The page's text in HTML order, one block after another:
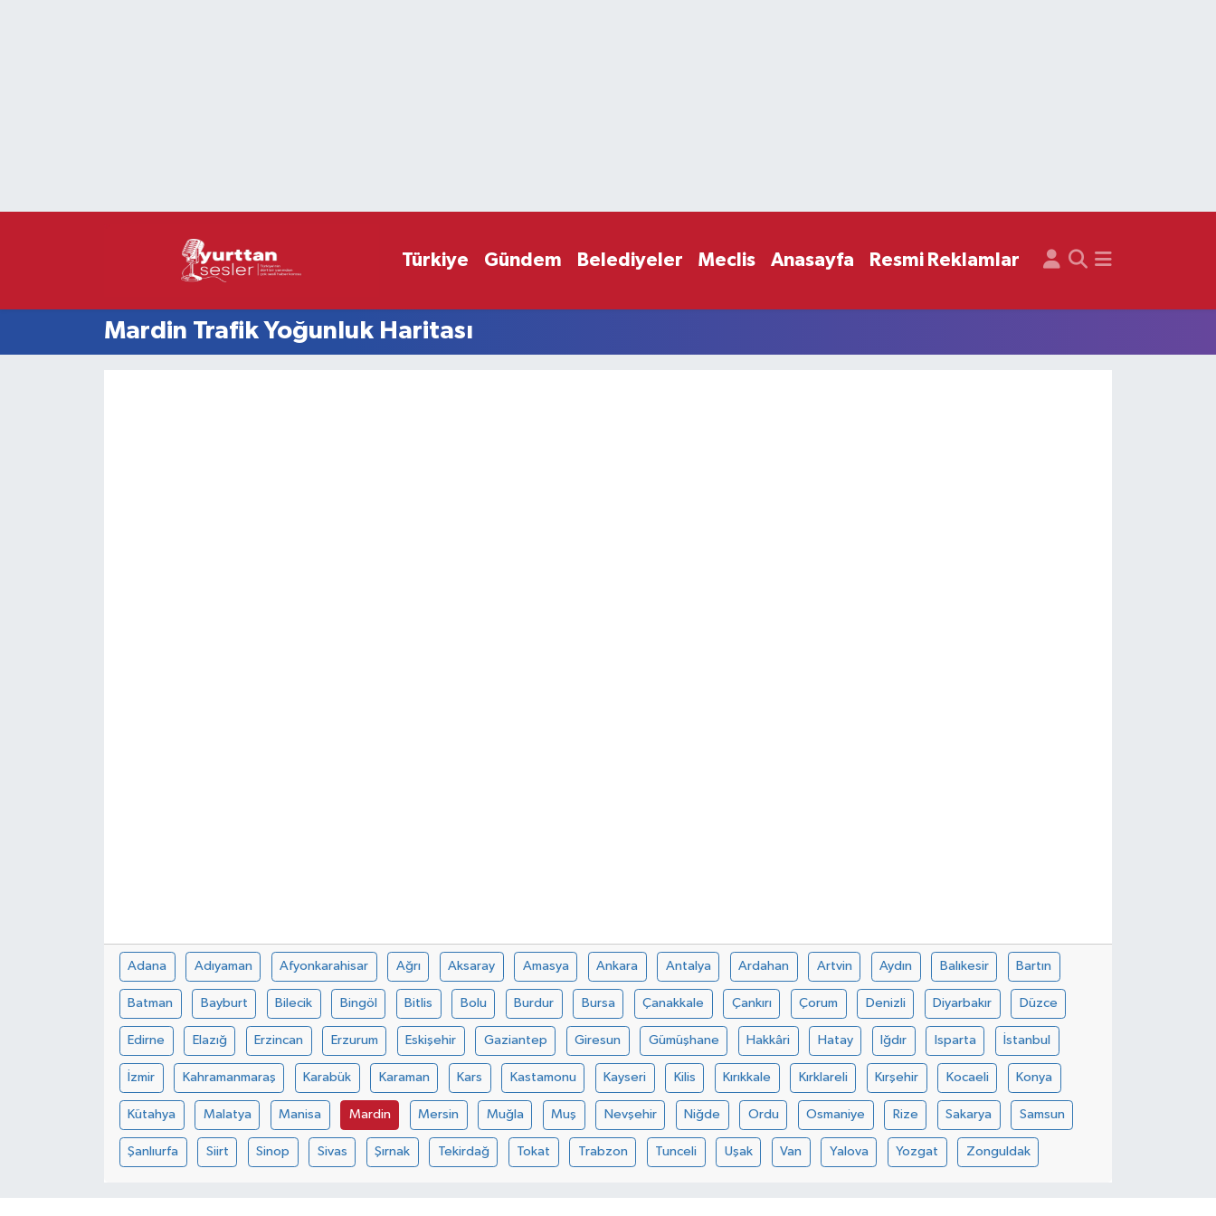
Türkiye Gündem Belediyeler Meclis Anasayfa Resmi Reklamlar
Mardin Trafik Yoğunluk Haritası
Adana Adıyaman Afyonkarahisar Ağrı Aksaray Amasya Ankara Antalya Ardahan Artvin Aydın Balıkesir Bartın
Batman Bayburt Bilecik Bingöl Bitlis Bolu Burdur Bursa Çanakkale Çankırı Çorum Denizli Diyarbakır Düzce
Edirne Elazığ Erzincan Erzurum Eskişehir Gaziantep Giresun Gümüşhane Hakkâri Hatay Iğdır Isparta İstanbul
İzmir Kahramanmaraş Karabük Karaman Kars Kastamonu Kayseri Kilis Kırıkkale Kırklareli Kırşehir Kocaeli Konya
Kütahya Malatya Manisa Mardin Mersin Muğla Muş Nevşehir Niğde Ordu Osmaniye Rize Sakarya Samsun
Şanlıurfa Siirt Sinop Sivas Şırnak Tekirdağ Tokat Trabzon Tunceli Uşak Van Yalova Yozgat Zonguldak
Süper Lig Puan Durumu ve Fikstür